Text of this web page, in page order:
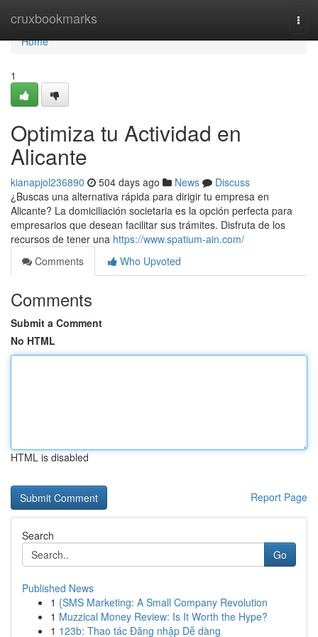
cruxbookmarks
Home
Home
1
Optimiza tu Actividad en
Alicante
kianapjol236890 504 days ago News
Discuss
¿Buscas una alternativa rápida para dirigir tu empresa en
Alicante? La domiciliación societaria es la opción perfecta para
empresarios que desean facilitar sus trámites. Disfruta de los
recursos de tener una https://www.spatium-ain.com/
Comments
Who Upvoted
Comments
Submit a Comment
No HTML
HTML is disabled
Report Page
Search
Go
Published News
1 {SMS Marketing: A Small Company Revolution
1 Muzzical Money Review: Is It Worth the Hype?
1 123b: Thao tác Đăng nhập Dễ dàng